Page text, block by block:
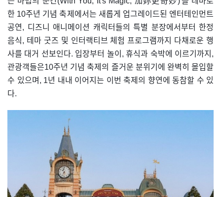
한 10주년 기념 축제에서는 새롭게 업그레이드된 엔터테인먼트
공연, 디즈니 애니메이션 캐릭터들의 특별 분장에서부터 한정
음식, 테마 굿즈 및 인터랙티브 체험 프로그램까지 다채로운 행
사를 대거 선보인다. 입장부터 놀이, 휴식과 숙박에 이르기까지,
관광객들은10주년 기념 축제의 즐거운 분위기에 완벽히 몰입할
수 있으며, 1년 내내 이어지는 이번 축제의 향연에 동참할 수 있
다.